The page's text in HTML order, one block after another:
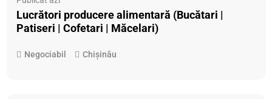
Lucrători producere alimentară (Bucătari |
Patiseri | Cofetari | Măcelari)
Negociabil Chișinău